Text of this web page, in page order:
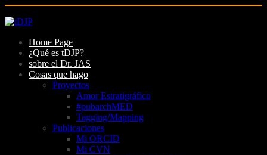
Skip
contentHome Page
¿Qué es tDJP?
sobre el Dr. JAS
Cosas que hago
Proyectos
Amor Estratigráfico
#pubarchMED
Tagging/Mapping
Publicaciones
Mi ORCID
Mi CVN